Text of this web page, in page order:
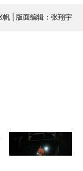
帆 | 版面编辑：张翔宇